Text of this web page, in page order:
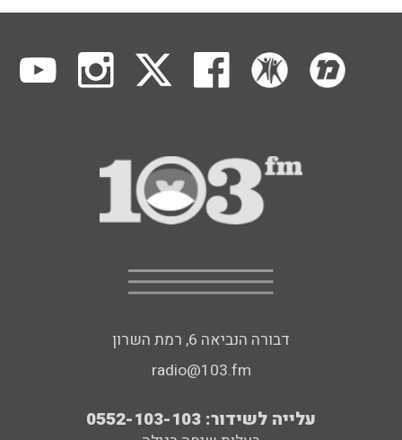
דבורה הנביאה 6, רמת השרון
radio@103.fm
עלייה לשידור: 0552-103-103